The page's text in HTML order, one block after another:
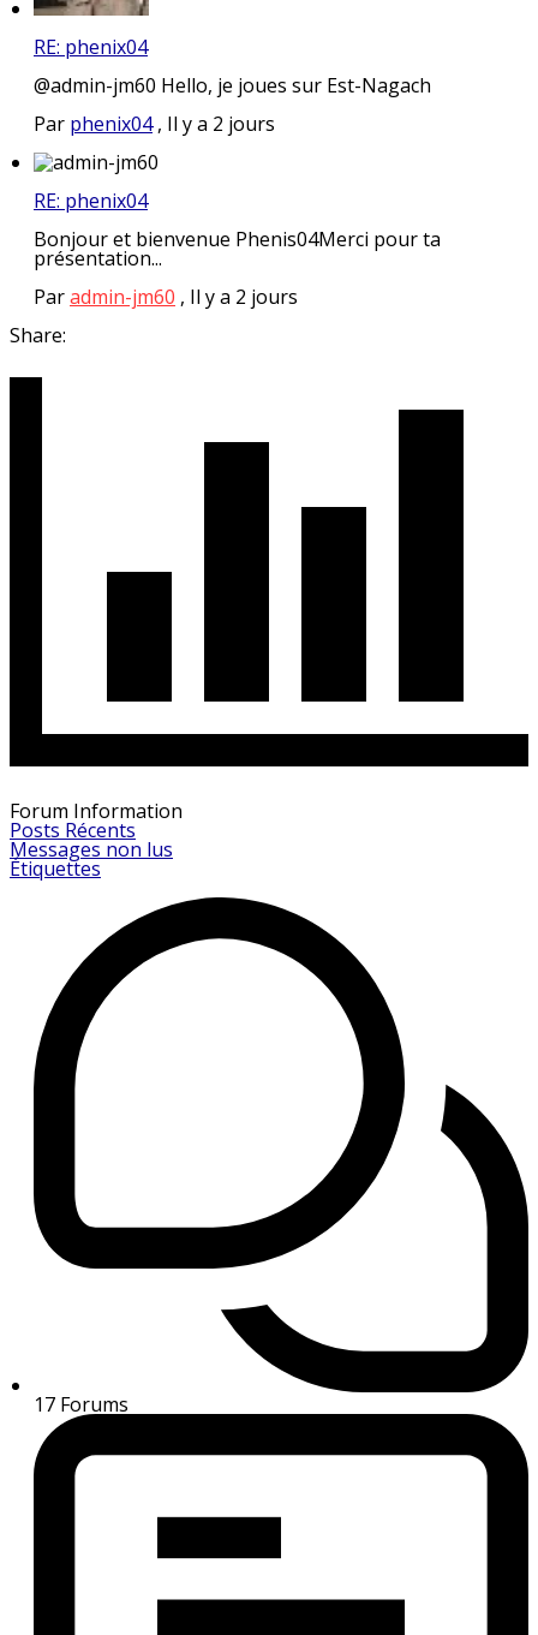
RE: phenix04
@admin-jm60 Hello, je joues sur Est-Nagach
Par phenix04, Il y a 2 jours
RE: phenix04
Bonjour et bienvenue Phenis04Merci pour ta
présentation...
Paradmin-jm60 , Il y a 2 jours
Share:
Forum Information
Posts Récents
Messages non lus
Étiquettes
17 Forums